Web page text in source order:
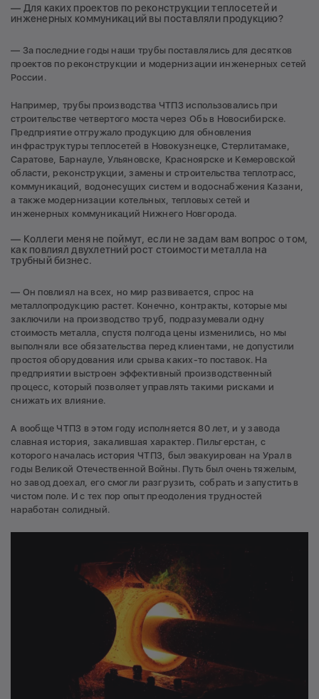
— Для каких проектов по реконструкции теплосетей и
инженерных коммуникаций вы поставляли продукцию?
— За последние годы наши трубы поставлялись для десятков
проектов по реконструкции и модернизации инженерных сетей
России.
Например, трубы производства ЧТПЗ использовались при
строительстве четвертого моста через Обь в Новосибирске.
Предприятие отгружало продукцию для обновления
инфраструктуры теплосетей в Новокузнецке, Стерлитамаке,
Саратове, Барнауле, Ульяновске, Красноярске и Кемеровской
области, реконструкции, замены и строительства теплотрасс,
коммуникаций, водонесущих систем и водоснабжения Казани,
а также модернизации котельных, тепловых сетей и
инженерных коммуникаций Нижнего Новгорода.
— Коллеги меня не поймут, если не задам вам вопрос о том,
как повлиял двухлетний рост стоимости металла на
трубный бизнес.
— Он повлиял на всех, но мир развивается, спрос на
металлопродукцию растет. Конечно, контракты, которые мы
заключили на производство труб, подразумевали одну
стоимость металла, спустя полгода цены изменились, но мы
выполняли все обязательства перед клиентами, не допустили
простоя оборудования или срыва каких-то поставок. На
предприятии выстроен эффективный производственный
процесс, который позволяет управлять такими рисками и
снижать их влияние.
А вообще ЧТПЗ в этом году исполняется 80 лет, и у завода
славная история, закалившая характер. Пильгерстан, с
которого началась история ЧТПЗ, был эвакуирован на Урал в
годы Великой Отечественной Войны. Путь был очень тяжелым,
но завод доехал, его смогли разгрузить, собрать и запустить в
чистом поле. И с тех пор опыт преодоления трудностей
наработан солидный.